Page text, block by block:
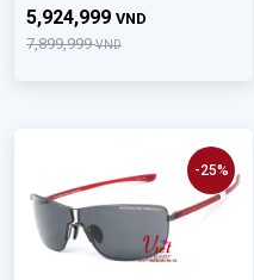
7,899,999VND
5,924,999 VND
-25%